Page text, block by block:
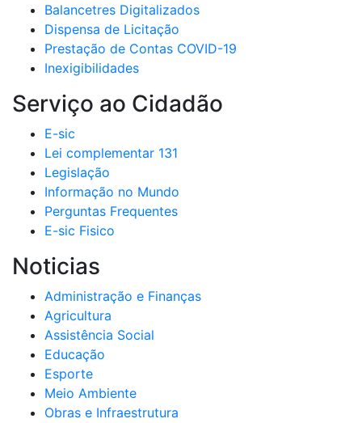
Balancetres Digitalizados
Dispensa de Licitação
Prestação de Contas COVID-19
Inexigibilidades
Serviço ao Cidadão
E-sic
Lei complementar 131
Legislação
Informação no Mundo
Perguntas Frequentes
E-sic Fisico
Noticias
Administração e Finanças
Agricultura
Assistência Social
Educação
Esporte
Meio Ambiente
Obras e Infraestrutura